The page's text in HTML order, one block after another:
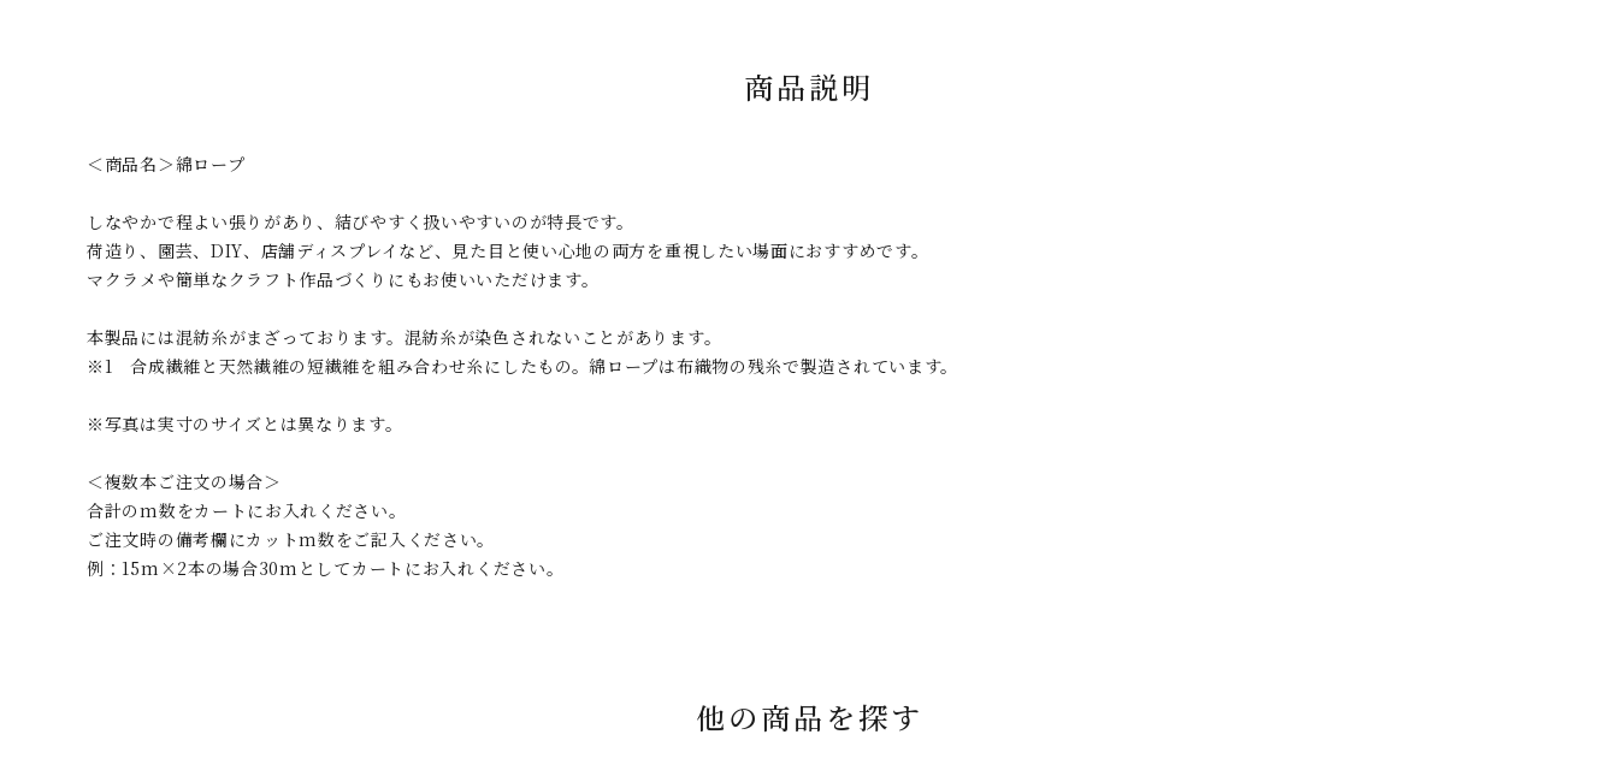
商品説明
＜商品名＞綿ロープ
しなやかで程よい張りがあり、結びやすく扱いやすいのが特長です。
荷造り、園芸、DIY、店舗ディスプレイなど、見た目と使い心地の両方を重視したい場面におすすめです。
マクラメや簡単なクラフト作品づくりにもお使いいただけます。
本製品には混紡糸がまざっております。混紡糸が染色されないことがあります。
※1 合成繊維と天然繊維の短繊維を組み合わせ糸にしたもの。綿ロープは布織物の残糸で製造されています。
※写真は実寸のサイズとは異なります。
＜複数本ご注文の場合＞
合計のm数をカートにお入れください。
ご注文時の備考欄にカットm数をご記入ください。
例：15m×2本の場合30mとしてカートにお入れください。
他の商品を探す